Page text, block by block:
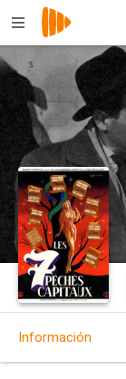
Información